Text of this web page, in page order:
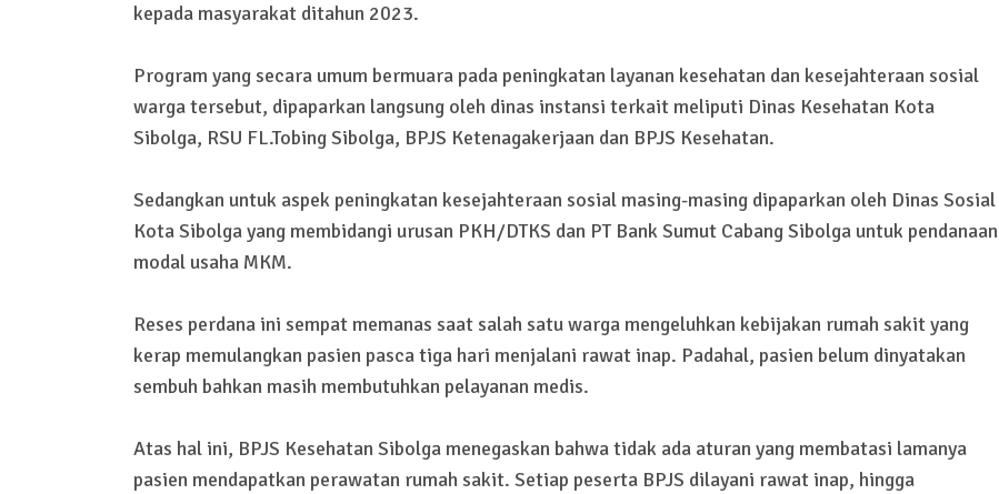
kepada masyarakat ditahun 2023.
Program yang secara umum bermuara pada peningkatan layanan kesehatan dan kesejahteraan sosial
warga tersebut, dipaparkan langsung oleh dinas instansi terkait meliputi Dinas Kesehatan Kota
Sibolga, RSU FL.Tobing Sibolga, BPJS Ketenagakerjaan dan BPJS Kesehatan.
Sedangkan untuk aspek peningkatan kesejahteraan sosial masing-masing dipaparkan oleh Dinas Sosial
Kota Sibolga yang membidangi urusan PKH/DTKS dan PT Bank Sumut Cabang Sibolga untuk pendanaan
modal usaha MKM.
Reses perdana ini sempat memanas saat salah satu warga mengeluhkan kebijakan rumah sakit yang
kerap memulangkan pasien pasca tiga hari menjalani rawat inap. Padahal, pasien belum dinyatakan
sembuh bahkan masih membutuhkan pelayanan medis.
Atas hal ini, BPJS Kesehatan Sibolga menegaskan bahwa tidak ada aturan yang membatasi lamanya
pasien mendapatkan perawatan rumah sakit. Setiap peserta BPJS dilayani rawat inap, hingga